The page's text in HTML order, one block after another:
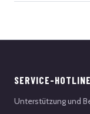
SERVICE-HOTLINE
Unterstützung und